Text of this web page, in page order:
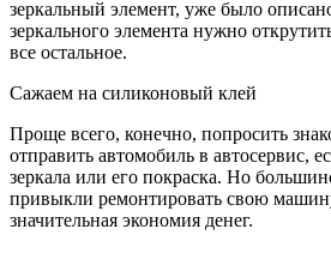
зеркальный элемент, уже было
зеркального элемента нужно
все остальное.
Сажаем на силиконовый клей
Проще всего, конечно, попросить
отправить автомобиль в автосервис,
зеркала или его покраска. Но
привыкли ремонтировать свою
значительная экономия денег.